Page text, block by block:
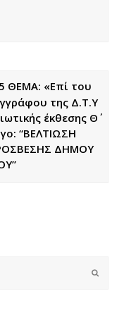
ΘΕΜΑ: «Eπί του
της Δ.Τ.Υ
έκθεσης Θ΄
“ΒΕΛΤΙΩΣΗ
ΔΗΜΟΥ
Submit